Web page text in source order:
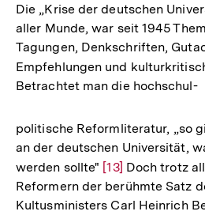
Die „Krise der deutschen
aller Munde, war seit 1945
Tagungen, Denkschriften,
Empfehlungen und
Betrachtet man die hochschul-
politische Reformliteratur, „so
an der deutschen Universität,
werden sollte" Zur
Auflösung
der
[13] Doch trotz
Reformern der berühmte Satz
Kultusministers Carl Heinrich